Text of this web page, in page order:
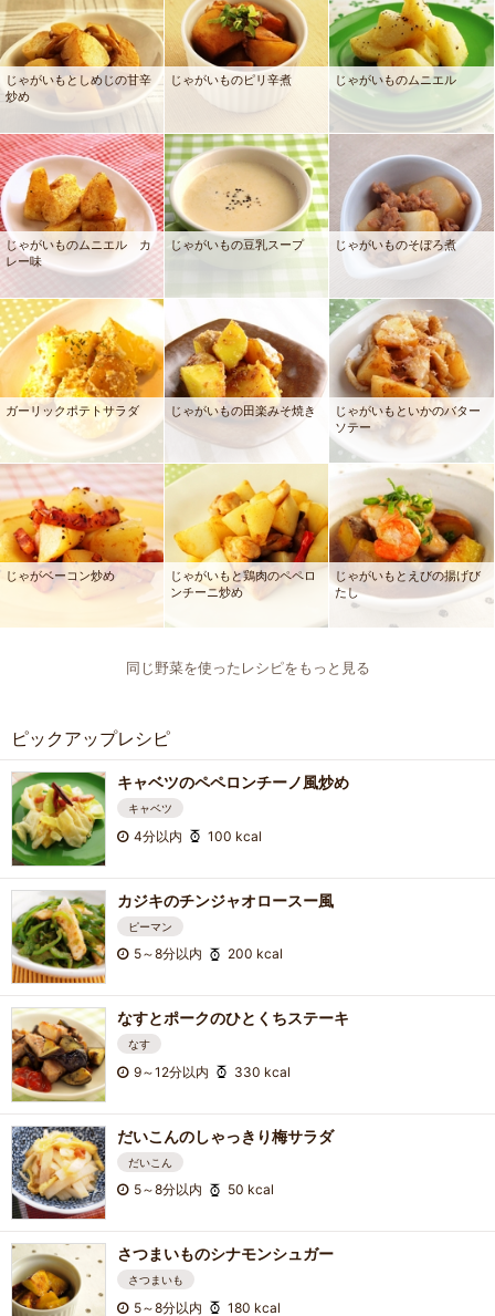
じゃがいもとしめじの甘辛
炒め
じゃがいものピリ辛煮 じゃがいものムニエル
じゃがいものムニエル カ
レー味
じゃがいもの豆乳スープ じゃがいものそぼろ煮
ガーリックポテトサラダ じゃがいもの田楽みそ焼き
じゃがいもといかのバター
ソテー
じゃがベーコン炒め
じゃがいもと鶏肉のペペロ
ンチーニ炒め
じゃがいもとえびの揚げび
たし
同じ野菜を使ったレシピをもっと見る
ピックアップレシピ
キャベツのペペロンチーノ風炒め
キャベツ
4分以内 100 kcal
カジキのチンジャオロースー風
ピーマン
5～8分以内 200 kcal
なすとポークのひとくちステーキ
なす
9～12分以内 330 kcal
だいこんのしゃっきり梅サラダ
だいこん
5～8分以内 50 kcal
さつまいものシナモンシュガー
さつまいも
5～8分以内 180 kcal